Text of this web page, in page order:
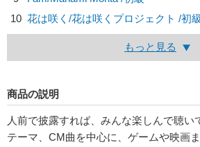
10 花は咲く/花は咲くプロジェクト /初級
もっと見る
商品の説明
人前で披露すれば、みんな楽しんで聴い
テーマ、CM曲を中心に、ゲームや映画